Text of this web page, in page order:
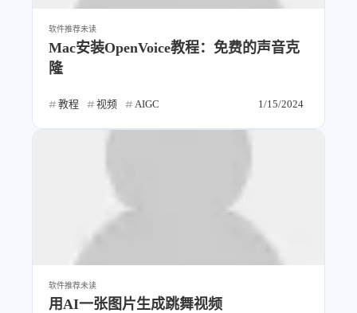
软件推荐未读
Mac安装OpenVoice教程：免费的声音克
隆
教程 视频 AIGC 1/15/2024
软件推荐未读
用AI一张图片生成跳舞视频